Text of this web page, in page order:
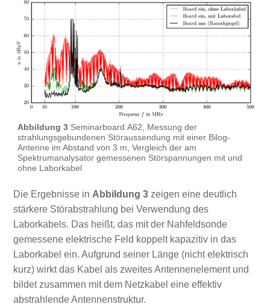
Abbildung 3Seminarboard A62, Messung der
strahlungsgebundenen Störaussendung mit einer Bilog-
Antenne im Abstand von 3 m, Vergleich der am
Spektrumanalysator gemessenen Störspannungen mit und
ohne Laborkabel
Die Ergebnisse in Abbildung 3zeigen eine deutlich
stärkere Störabstrahlung bei Verwendung des
Laborkabels. Das heißt, das mit der Nahfeldsonde
gemessene elektrische Feld koppelt kapazitiv in das
Laborkabel ein. Aufgrund seiner Länge (nicht elektrisch
kurz) wirkt das Kabel als zweites Antennenelement und
bildet zusammen mit dem Netzkabel eine effektiv
abstrahlende Antennenstruktur.